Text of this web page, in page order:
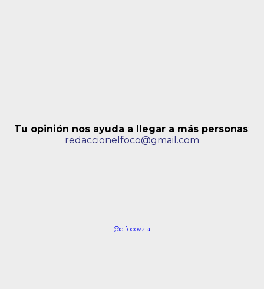
Tu opinión nos ayuda a llegar a más personas:
redaccionelfoco@gmail.com
@elfocovzla